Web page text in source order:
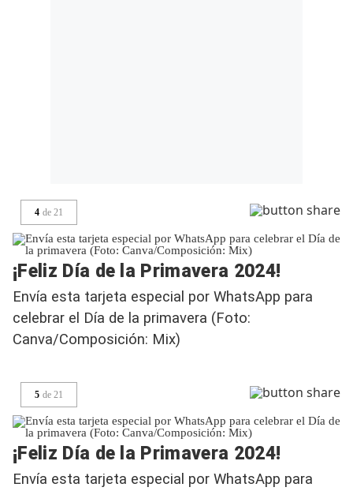
4 de 21
¡Feliz Día de la Primavera 2024!
Envía esta tarjeta especial por WhatsApp para
celebrar el Día de la primavera (Foto:
Canva/Composición: Mix)
5 de 21
¡Feliz Día de la Primavera 2024!
Envía esta tarjeta especial por WhatsApp para